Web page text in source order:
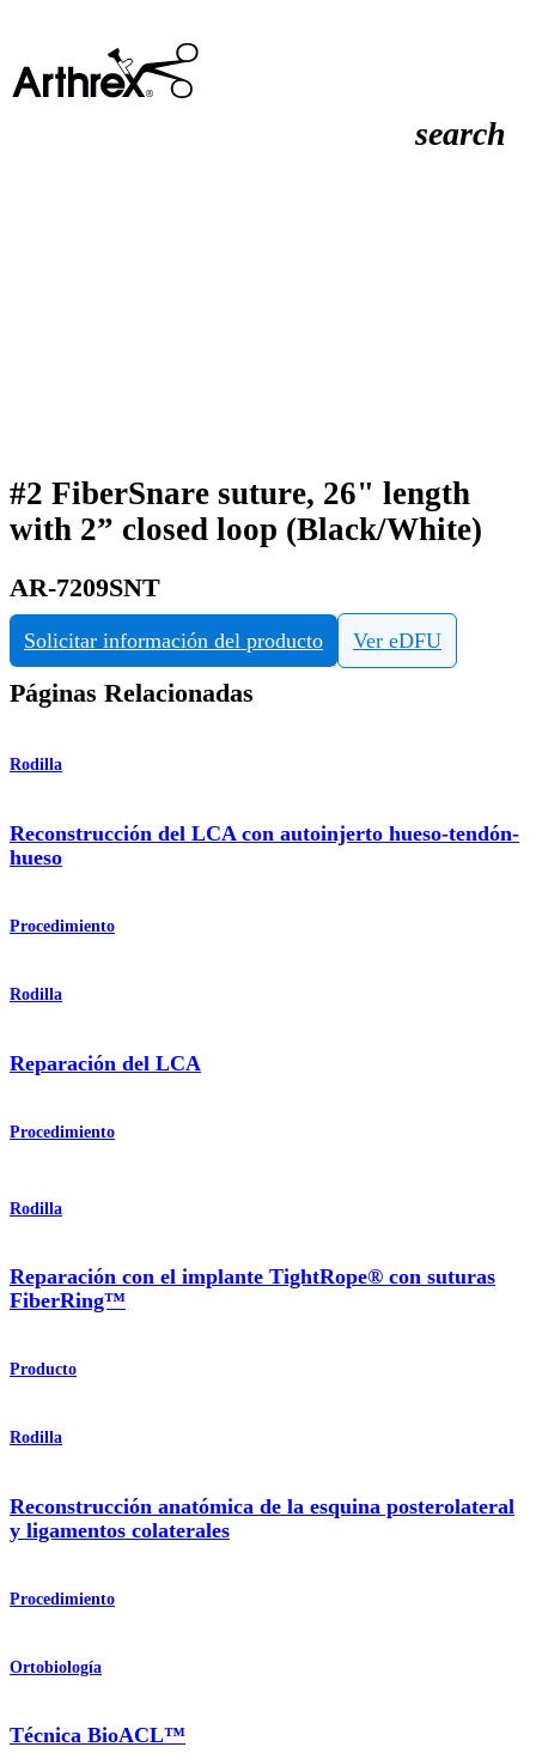
search
#2 FiberSnare suture, 26" length
with 2” closed loop (Black/White)
AR-7209SNT
Solicitar información del producto Ver eDFU
Páginas Relacionadas
Rodilla
Reconstrucción del LCA con autoinjerto hueso-tendón-
hueso
Procedimiento
Rodilla
Reparación del LCA
Procedimiento
Rodilla
Reparación con el implante TightRope® con suturas
FiberRing™
Producto
Rodilla
Reconstrucción anatómica de la esquina posterolateral
y ligamentos colaterales
Procedimiento
Ortobiología
Técnica BioACL™